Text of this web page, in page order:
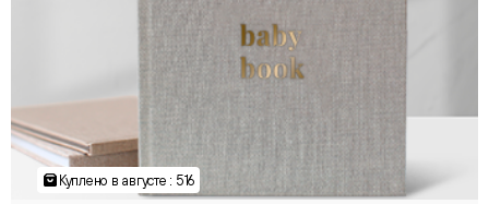
Куплено в августе : 516